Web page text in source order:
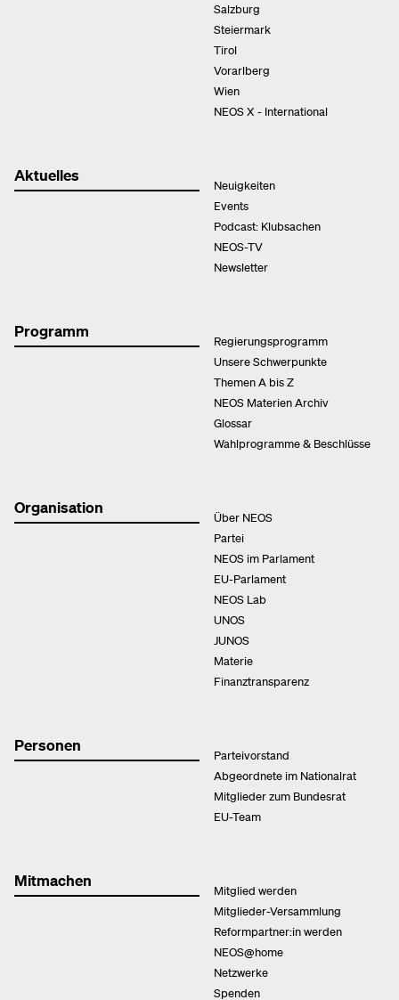
Salzburg
Steiermark
Tirol
Vorarlberg
Wien
NEOS X - International
Aktuelles
Neuigkeiten
Events
Podcast: Klubsachen
NEOS-TV
Newsletter
Programm
Regierungsprogramm
Unsere Schwerpunkte
Themen A bis Z
NEOS Materien Archiv
Glossar
Wahlprogramme & Beschlüsse
Organisation
Über NEOS
Partei
NEOS im Parlament
EU-Parlament
NEOS Lab
UNOS
JUNOS
Materie
Finanztransparenz
Personen
Parteivorstand
Abgeordnete im Nationalrat
Mitglieder zum Bundesrat
EU-Team
Mitmachen
Mitglied werden
Mitglieder-Versammlung
Reformpartner:in werden
NEOS@home
Netzwerke
Spenden